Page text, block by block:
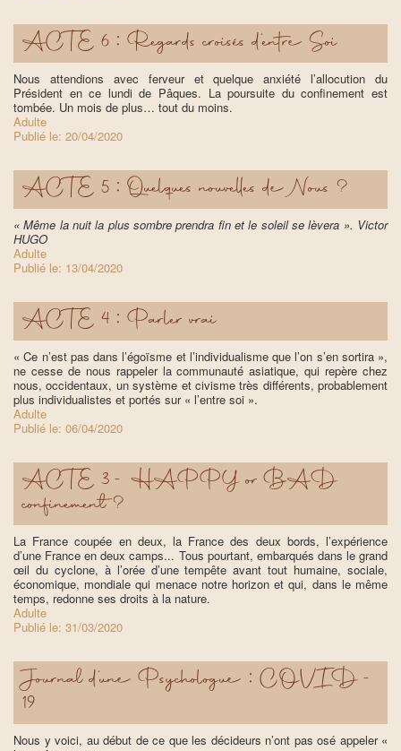
ACTE 6 : Regards croisés d’entre Soi
Nous attendions avec ferveur et quelque anxiété l’allocution du
Président en ce lundi de Pâques. La poursuite du confinement est
tombée. Un mois de plus… tout du moins.
Adulte
Publié le: 20/04/2020
ACTE 5 : Quelques nouvelles de Nous ?
« Même la nuit la plus sombre prendra fin et le soleil se lèvera ». Victor
HUGO
Adulte
Publié le: 13/04/2020
ACTE 4 : Parler vrai
« Ce n’est pas dans l’égoïsme et l’individualisme que l’on s’en sortira »,
ne cesse de nous rappeler la communauté asiatique, qui repère chez
nous, occidentaux, un système et civisme très différents, probablement
plus individualistes et portés sur « l’entre soi ».
Adulte
Publié le: 06/04/2020
ACTE 3 - HAPPY or BAD
confinement ?
La France coupée en deux, la France des deux bords, l’expérience
d’une France en deux camps... Tous pourtant, embarqués dans le grand
œil du cyclone, à l’orée d’une tempête avant tout humaine, sociale,
économique, mondiale qui menace notre horizon et qui, dans le même
temps, redonne ses droits à la nature.
Adulte
Publié le: 31/03/2020
Journal d’une Psychologue : COVID -
19
Nous y voici, au début de ce que les décideurs n’ont pas osé appeler «